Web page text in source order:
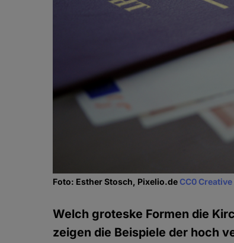
Foto: Esther Stosch, Pixelio.deCC0
Welch groteske Formen die
zeigen die Beispiele der hoch